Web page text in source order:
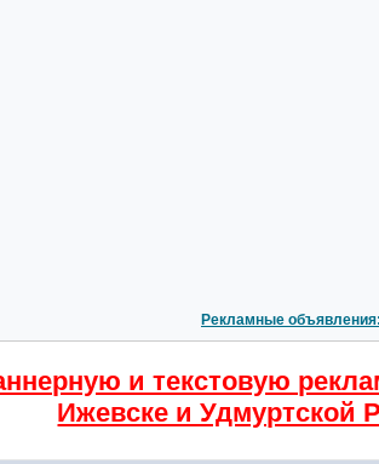
Рекламные
и текстовую
Ижевске и Удмуртской